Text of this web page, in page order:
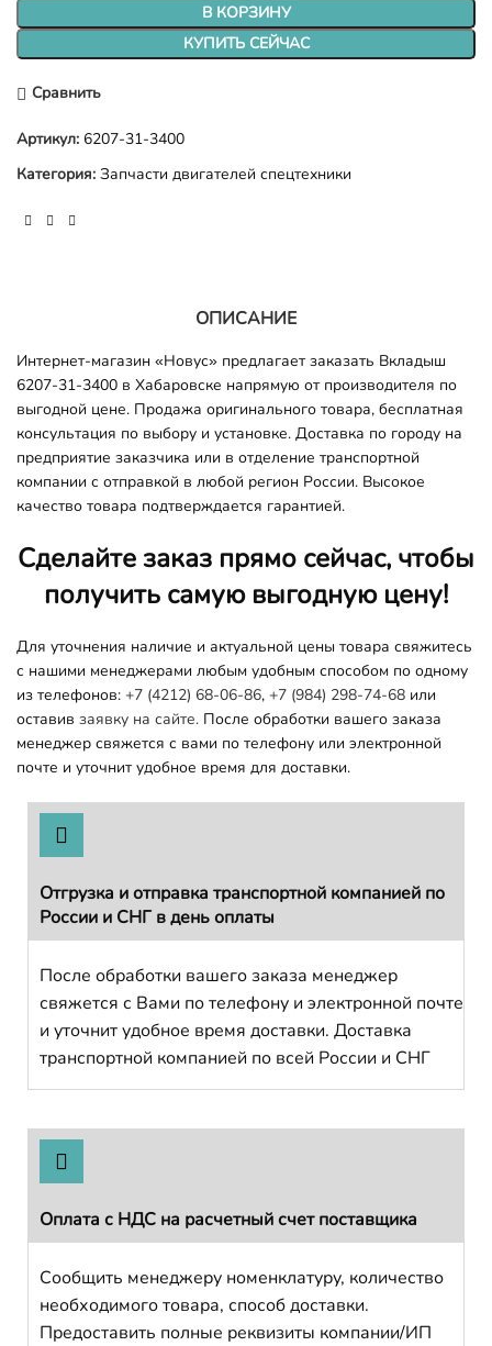
В КОРЗИНУ
КУПИТЬ СЕЙЧАС
Сравнить
Артикул: 6207-31-3400
Категория: Запчасти двигателей спецтехники
ОПИСАНИЕ
Интернет-магазин «Новус» предлагает заказать Вкладыш
6207-31-3400 в Хабаровске напрямую от производителя по
выгодной цене. Продажа оригинального товара, бесплатная
консультация по выбору и установке. Доставка по городу на
предприятие заказчика или в отделение транспортной
компании с отправкой в любой регион России. Высокое
качество товара подтверждается гарантией.
Сделайте заказ прямо сейчас, чтобы
получить самую выгодную цену!
Для уточнения наличие и актуальной цены товара свяжитесь
с нашими менеджерами любым удобным способом по одному
из телефонов: +7 (4212) 68-06-86, +7 (984) 298-74-68 или
оставив заявку на сайте. После обработки вашего заказа
менеджер свяжется с вами по телефону или электронной
почте и уточнит удобное время для доставки.
Отгрузка и отправка транспортной компанией по
России и СНГ в день оплаты
После обработки вашего заказа менеджер
свяжется с Вами по телефону и электронной почте
и уточнит удобное время доставки. Доставка
транспортной компанией по всей России и СНГ
Оплата с НДС на расчетный счет поставщика
Сообщить менеджеру номенклатуру, количество
необходимого товара, способ доставки.
Предоставить полные реквизиты компании/ИП